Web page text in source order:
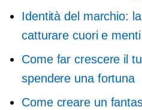
Identità del marchio:
catturare cuori e menti
Come far crescere il
spendere una fortuna
Come creare un